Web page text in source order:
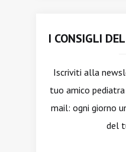
I CONSIGLI
Iscriviti alla
tuo amico
mail: ogni giorno
del